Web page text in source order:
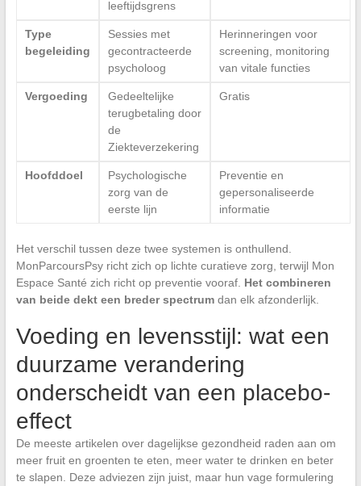
leeftijdsgrens
Type
begeleiding
Sessies met
gecontracteerde
psycholoog
Herinneringen voor
screening, monitoring
van vitale functies
Vergoeding
Gedeeltelijke
terugbetaling door
de
Ziekteverzekering
Gratis
Hoofddoel
Psychologische
zorg van de
eerste lijn
Preventie en
gepersonaliseerde
informatie
Het verschil tussen deze twee systemen is onthullend.
MonParcoursPsy richt zich op lichte curatieve zorg, terwijl Mon
Espace Santé zich richt op preventie vooraf. Het combineren
van beide dekt een breder spectrumdan elk afzonderlijk.
Voeding en levensstijl: wat een
duurzame verandering
onderscheidt van een placebo-
effect
De meeste artikelen over dagelijkse gezondheid raden aan om
meer fruit en groenten te eten, meer water te drinken en beter
te slapen. Deze adviezen zijn juist, maar hun vage formulering